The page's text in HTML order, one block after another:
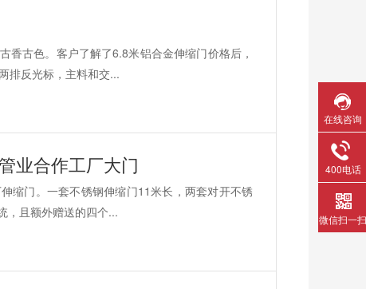
香古色。客户了解了6.8米铝合金伸缩门价格后，
排反光标，主料和交...
业合作工厂大门
缩门。一套不锈钢伸缩门11米长，两套对开不锈
，且额外赠送的四个...
在线咨询
400电话
微信扫一扫